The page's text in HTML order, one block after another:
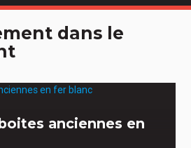
dans le
anciennes en